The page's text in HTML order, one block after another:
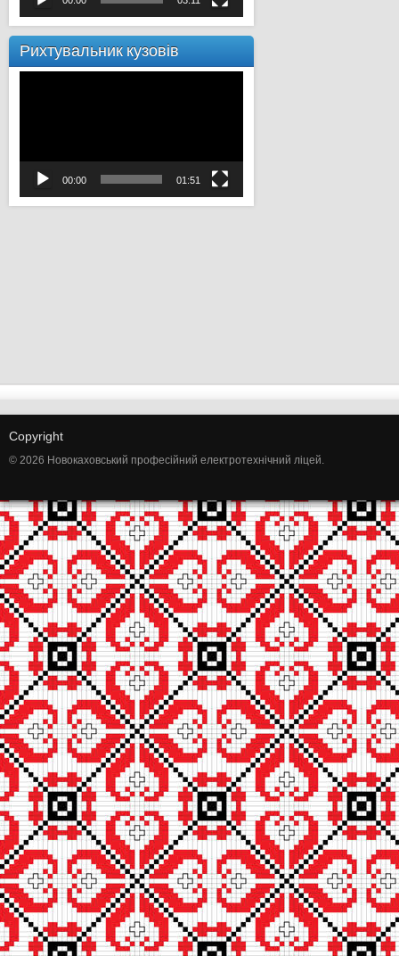
Рихтувальник кузовів
00:00 01:51
Copyright
© 2026 Новокаховський професійний електротехнічний ліцей.